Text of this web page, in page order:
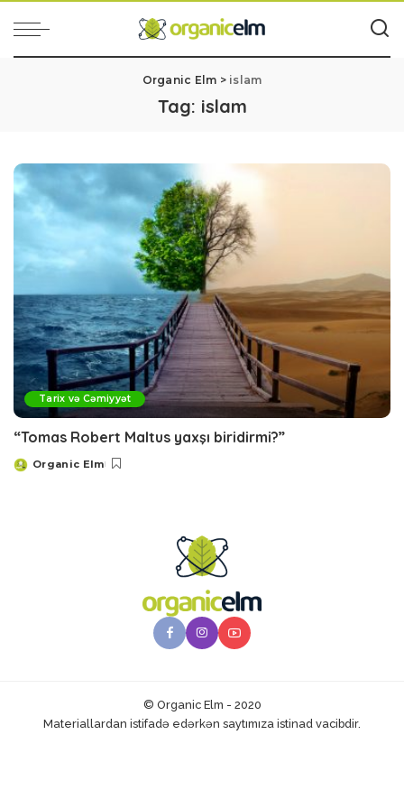
Organic Elm > islam
Tag: islam
Tarix və Cəmiyyət
“Tomas Robert Maltus yaxşı biridirmi?”
Posted
Organic Elm
© Organic Elm - 2020
Materiallardan istifadə edərkən saytımıza istinad vacibdir.